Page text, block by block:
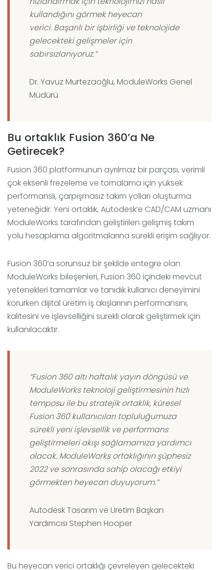
kullandığını görmek heyecan
verici. Başarılı bir işbirliği ve teknolojide
gelecekteki gelişmeler için
sabırsızlanıyoruz.”
Dr. Yavuz Murtezaoğlu, ModuleWorks Genel
Müdürü
Bu ortaklık Fusion 360’a Ne
Getirecek?
Fusion 360 platformunun ayrılmaz bir parçası, verimli
çok eksenli frezeleme ve tornalama için yüksek
performanslı, çarpışmasız takım yolları oluşturma
yeteneğidir. Yeni ortaklık, Autodesk’e CAD/CAM uzmanı
ModuleWorks tarafından geliştirilen gelişmiş takım
yolu hesaplama algoritmalarına sürekli erişim sağlıyor.
Fusion 360’a sorunsuz bir şekilde entegre olan
ModuleWorks bileşenleri, Fusion 360 içindeki mevcut
yetenekleri tamamlar ve tanıdık kullanıcı deneyimini
korurken dijital üretim iş akışlarının performansını,
kalitesini ve işlevselliğini sürekli olarak geliştirmek için
kullanılacaktır.
“Fusion 360 altı haftalık yayın döngüsü ve
ModuleWorks teknoloji geliştirmesinin hızlı
temposu ile bu stratejik ortaklık, küresel
Fusion 360 kullanıcıları topluluğumuza
sürekli yeni işlevsellik ve performans
geliştirmeleri akışı sağlamamıza yardımcı
olacak. ModuleWorks ortaklığının şüphesiz
2022 ve sonrasında sahip olacağı etkiyi
görmekten heyecan duyuyorum.”
Autodesk Tasarım ve Üretim Başkan
Yardımcısı Stephen Hooper
Bu heyecan verici ortaklığı çevreleyen gelecekteki